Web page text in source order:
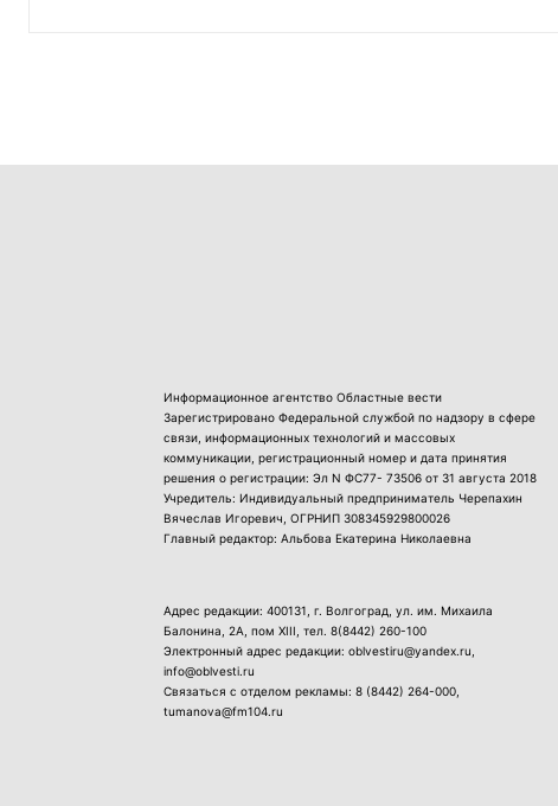
Информационное агентство Областные вести
Зарегистрировано Федеральной службой по надзору в сфере
связи, информационных технологий и массовых
коммуникации, регистрационный номер и дата принятия
решения о регистрации: Эл N ФС77- 73506 от 31 августа 2018
Учредитель: Индивидуальный предприниматель Черепахин
Вячеслав Игоревич, ОГРНИП 308345929800026
Главный редактор: Альбова Екатерина Николаевна
Адрес редакции: 400131, г. Волгоград, ул. им. Михаила
Балонина, 2А, пом XIII, тел. 8(8442) 260-100
Электронный адрес редакции: oblvestiru@yandex.ru,
info@oblvesti.ru
Связаться с отделом рекламы: 8 (8442) 264-000
tumanova@fm104.ru